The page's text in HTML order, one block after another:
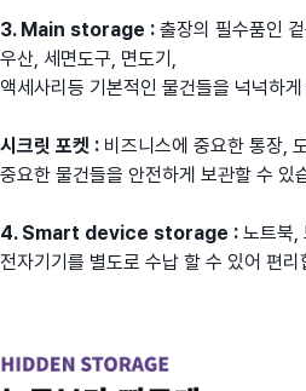
3. Main storage : 출장의 필수품인
우산, 세면도구, 면도기,
액세사리등 기본적인 물건들을 넉넉하
시크릿 포켓 : 비즈니스에 중요한 통장,
중요한 물건들을 안전하게 보관할 수 있
4. Smart device storage : 노트북,
전자기기를 별도로 수납 할 수 있어 편리